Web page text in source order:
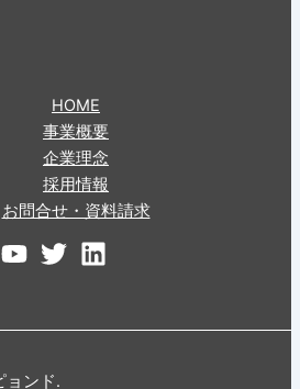
HOME
事業概要
企業理念
採用情報
お問合せ・資料請求
ンド.